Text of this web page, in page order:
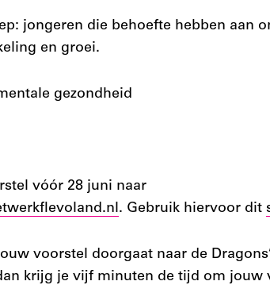
jongeren die behoefte hebben aan
en groei.
gezondheid
vóór 28 juni naar
. Gebruik hiervoor dit
voorstel doorgaat naar de
krijg je vijf minuten de tijd om jouw